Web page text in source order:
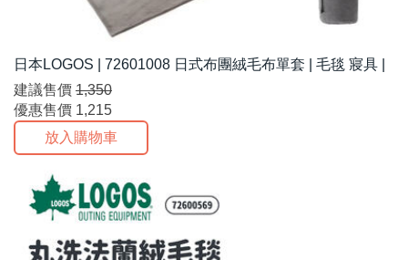
日本LOGOS | 72601008 日式布團絨毛布單套 | 毛毯 寢具 |
建議售價 1,350
優惠售價 1,215
放入購物車